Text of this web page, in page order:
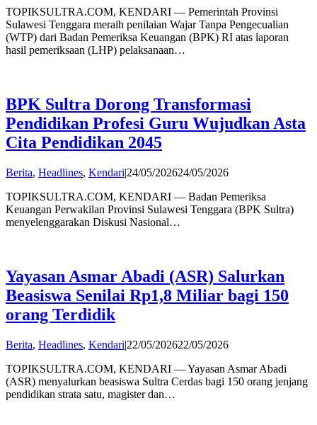
TOPIKSULTRA.COM, KENDARI — Pemerintah Provinsi
Sulawesi Tenggara meraih penilaian Wajar Tanpa Pengecualian
(WTP) dari Badan Pemeriksa Keuangan (BPK) RI atas laporan
hasil pemeriksaan (LHP) pelaksanaan…
BPK Sultra Dorong Transformasi
Pendidikan Profesi Guru Wujudkan Asta
Cita Pendidikan 2045
Berita, Headlines, Kendari|24/05/202624/05/2026by
TOPIKSULTRA.COM, KENDARI — Badan Pemeriksa
Keuangan Perwakilan Provinsi Sulawesi Tenggara (BPK Sultra)
menyelenggarakan Diskusi Nasional…
Yayasan Asmar Abadi (ASR) Salurkan
Beasiswa Senilai Rp1,8 Miliar bagi 150
orang Terdidik
Berita, Headlines, Kendari|22/05/202622/05/2026by
TOPIKSULTRA.COM, KENDARI — Yayasan Asmar Abadi
(ASR) menyalurkan beasiswa Sultra Cerdas bagi 150 orang jenjang
pendidikan strata satu, magister dan…